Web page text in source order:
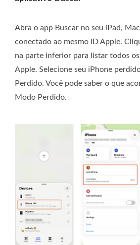
Abra o app Buscar no seu iPad,
conectado ao mesmo ID Apple.
na parte inferior para listar todos
Apple. Selecione seu iPhone
Perdido. Você pode saber o que
Modo Perdido.